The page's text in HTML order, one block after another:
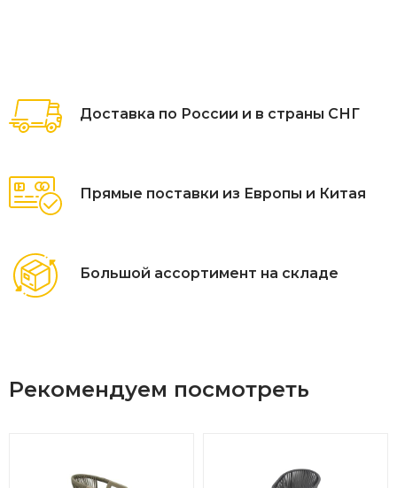
Доставка по России и в страны СНГ
Прямые поставки из Европы и Китая
Большой ассортимент на складе
Рекомендуем посмотреть